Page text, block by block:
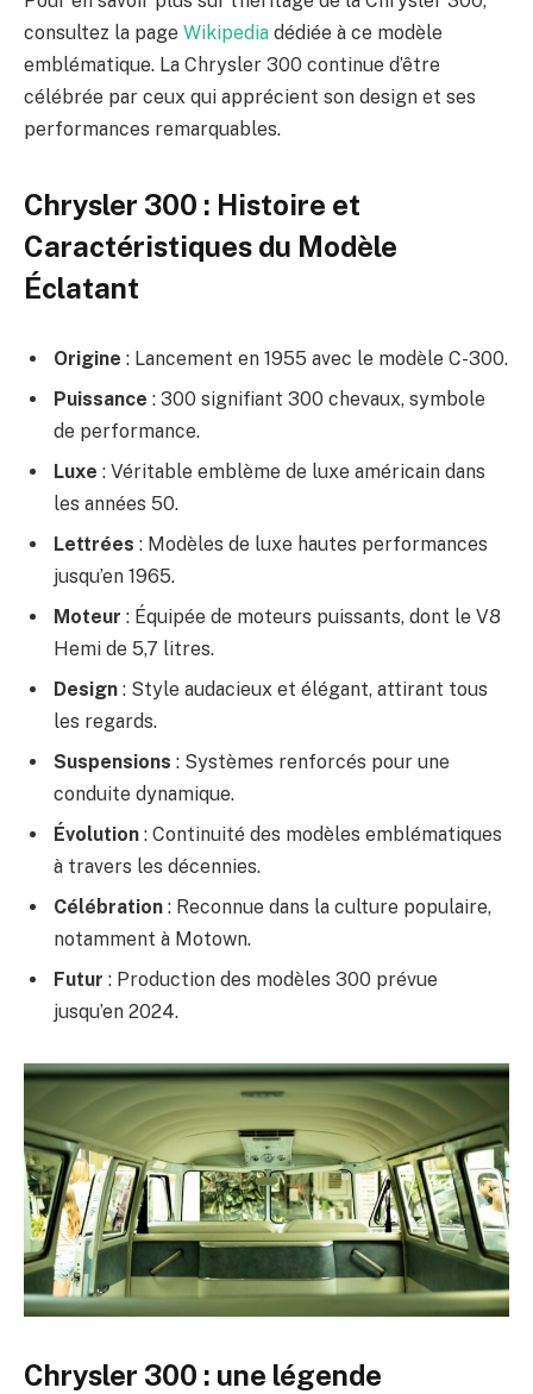
consultez la page Wikipedia dédiée à ce modèle
emblématique. La Chrysler 300 continue d’être
célébrée par ceux qui apprécient son design et ses
performances remarquables.
Chrysler 300 : Histoire et
Caractéristiques du Modèle
Éclatant
Origine : Lancement en 1955 avec le modèle C-300.
Puissance : 300 signifiant 300 chevaux, symbole
de performance.
Luxe : Véritable emblème de luxe américain dans
les années 50.
Lettrées : Modèles de luxe hautes performances
jusqu’en 1965.
Moteur : Équipée de moteurs puissants, dont le V8
Hemi de 5,7 litres.
Design : Style audacieux et élégant, attirant tous
les regards.
Suspensions : Systèmes renforcés pour une
conduite dynamique.
Évolution : Continuité des modèles emblématiques
à travers les décennies.
Célébration : Reconnue dans la culture populaire,
notamment à Motown.
Futur : Production des modèles 300 prévue
jusqu’en 2024.
Chrysler 300 : une légende